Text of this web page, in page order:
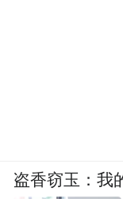
盗香窃玉：我